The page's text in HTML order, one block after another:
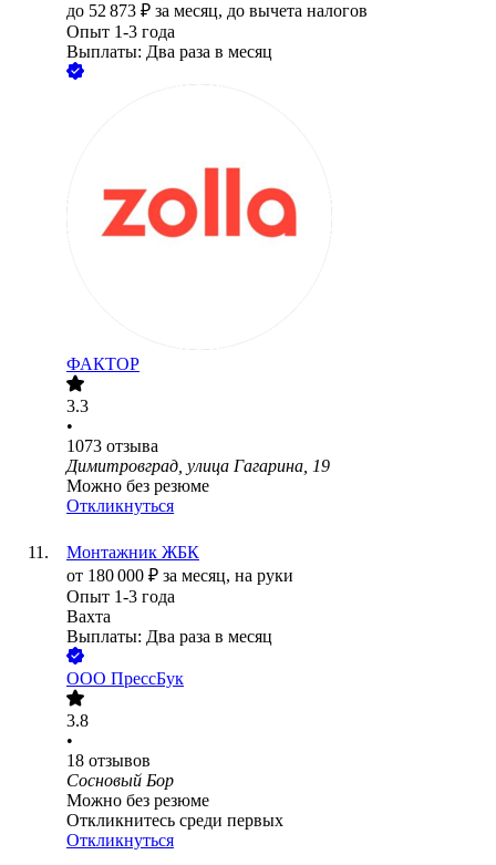
до 52 873 ₽ за месяц, до вычета налогов
Опыт 1-3 года
Выплаты: Два раза в месяц
ФАКТОР
3.3
•
1073 отзыва
Димитровград, улица Гагарина, 19
Можно без резюме
Откликнуться
Монтажник ЖБК
от 180 000 ₽ за месяц, на руки
Опыт 1-3 года
Вахта
Выплаты: Два раза в месяц
ООО ПрессБук
3.8
•
18 отзывов
Сосновый Бор
Можно без резюме
Откликнитесь среди первых
Откликнуться